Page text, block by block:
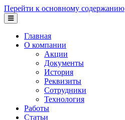
Перейти к основному содержанию
Главная
О компании
Акции
Документы
История
Реквизиты
Сотрудники
Технология
Работы
Статьи